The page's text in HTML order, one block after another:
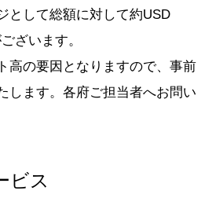
として総額に対して約USD
ざいます。
高の要因となりますので、事前
します。各府ご担当者へお問い
ビス